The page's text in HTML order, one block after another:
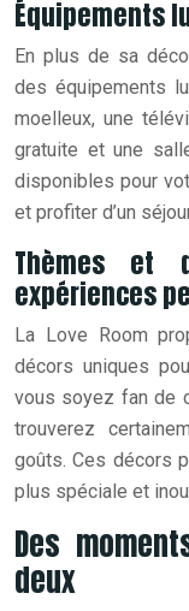
Équipements
En plus de sa
des équipements
moelleux, une
gratuite et une
disponibles pour
et profiter d’un
Thèmes et
expériences
La Love Room
décors uniques
vous soyez fan de
trouverez
goûts. Ces décors
plus spéciale et
Des
deux